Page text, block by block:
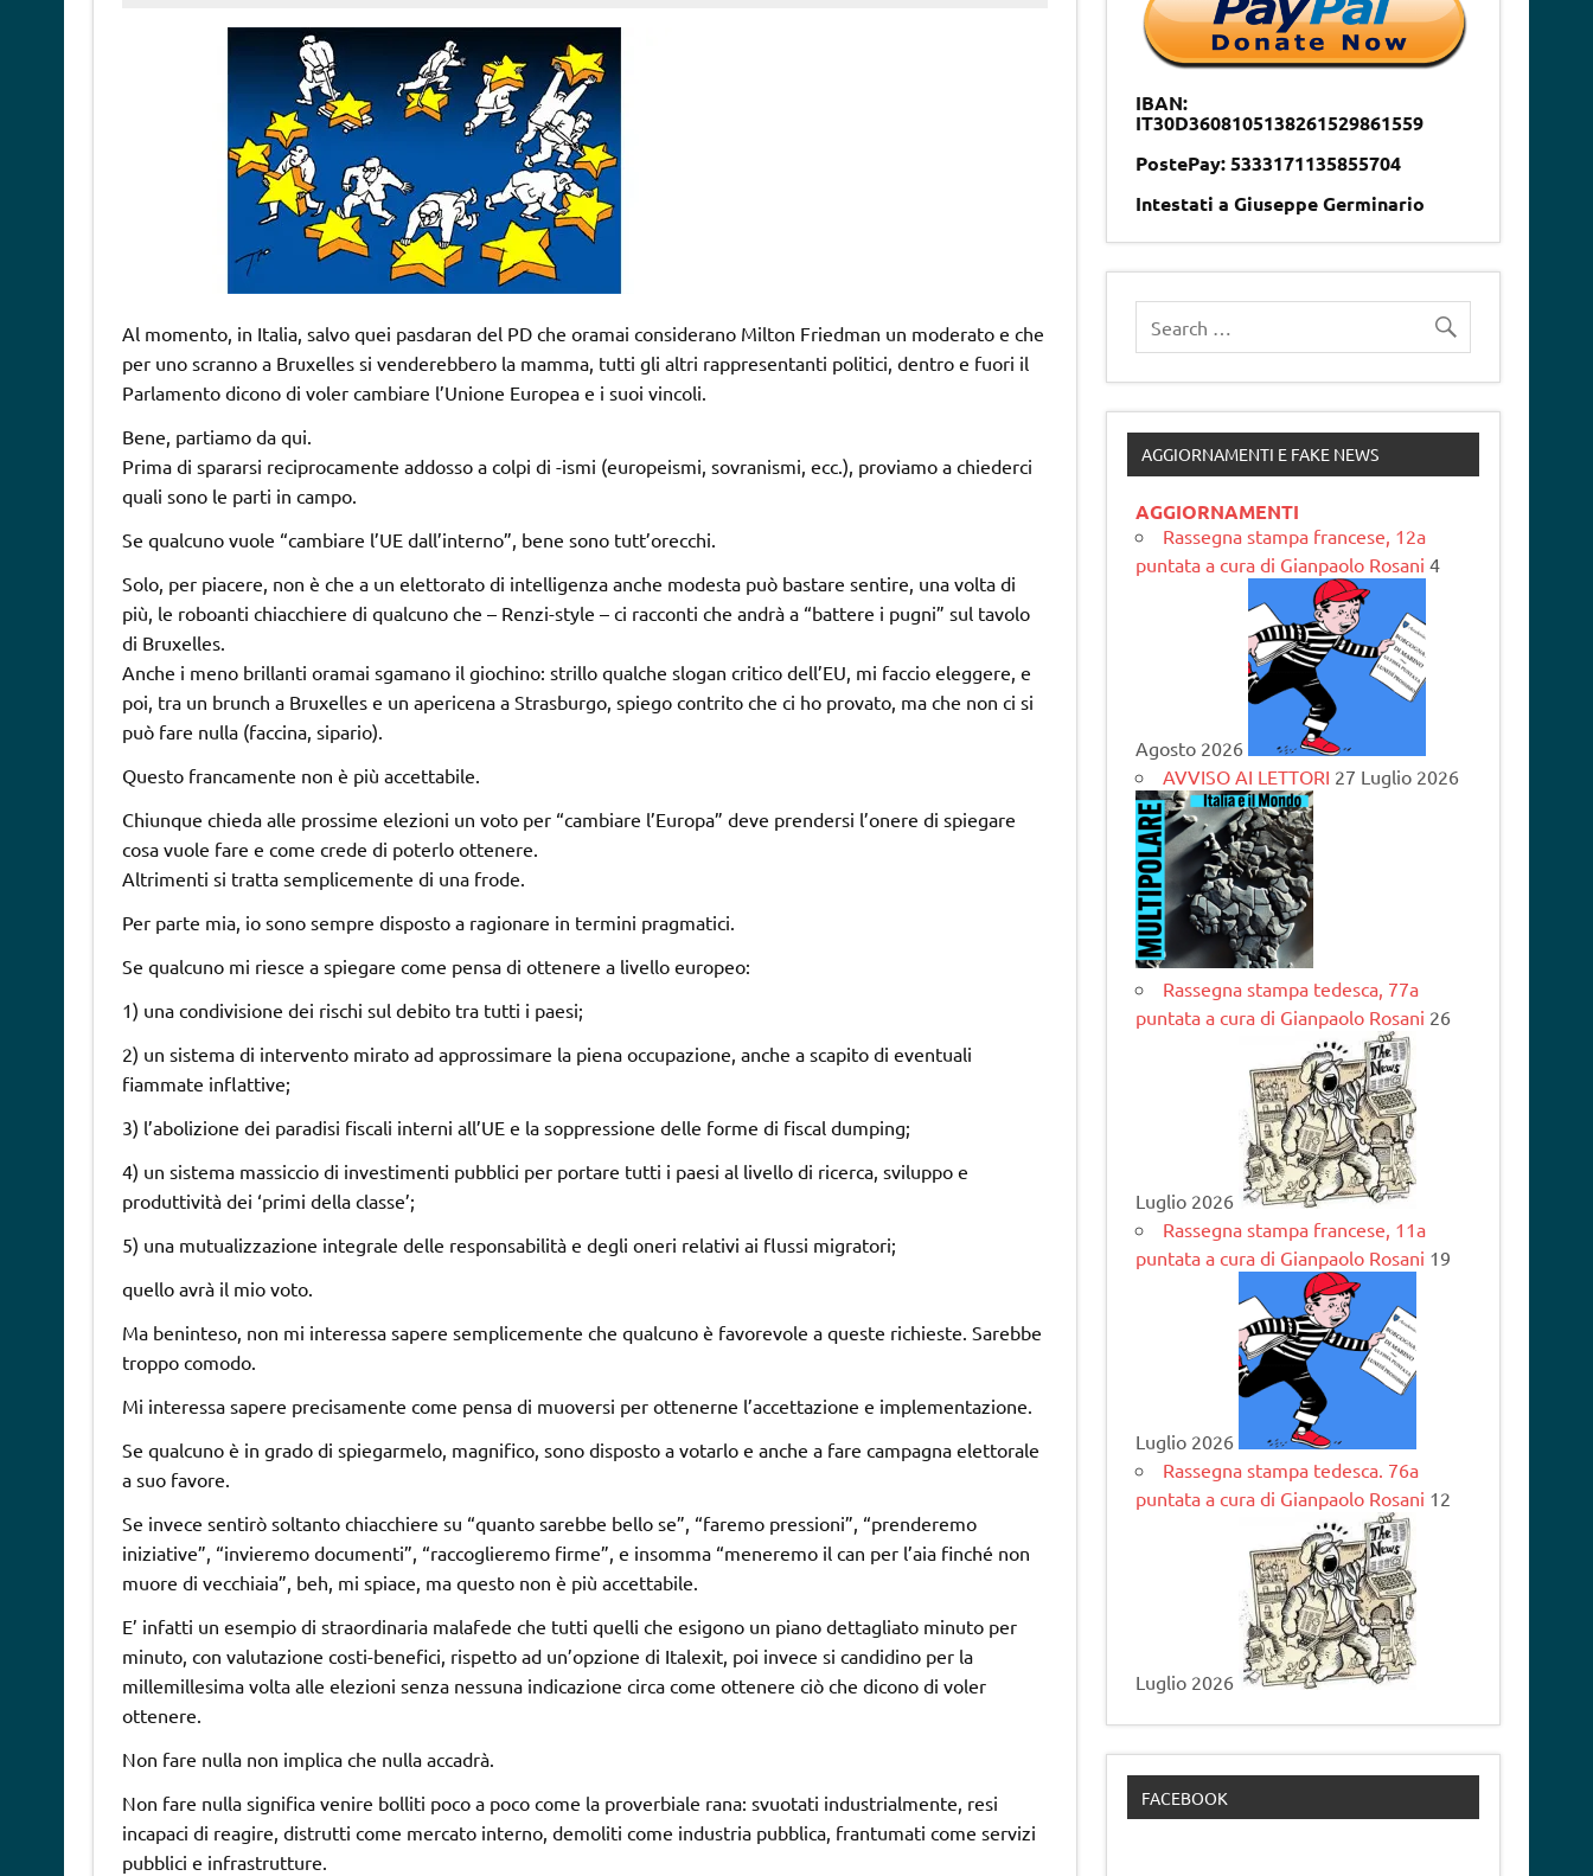
Al momento, in Italia, salvo quei pasdaran del PD che oramai considerano Milton Friedman un moderato e che
per uno scranno a Bruxelles si venderebbero la mamma, tutti gli altri rappresentanti politici, dentro e fuori il
Parlamento dicono di voler cambiare l’Unione Europea e i suoi vincoli.
Bene, partiamo da qui.
Prima di spararsi reciprocamente addosso a colpi di -ismi (europeismi, sovranismi, ecc.), proviamo a chiederci
quali sono le parti in campo.
Se qualcuno vuole “cambiare l’UE dall’interno”, bene sono tutt’orecchi.
Solo, per piacere, non è che a un elettorato di intelligenza anche modesta può bastare sentire, una volta di
più, le roboanti chiacchiere di qualcuno che – Renzi-style – ci racconti che andrà a “battere i pugni” sul tavolo
di Bruxelles.
Anche i meno brillanti oramai sgamano il giochino: strillo qualche slogan critico dell’EU, mi faccio eleggere, e
poi, tra un brunch a Bruxelles e un apericena a Strasburgo, spiego contrito che ci ho provato, ma che non ci si
può fare nulla (faccina, sipario).
Questo francamente non è più accettabile.
Chiunque chieda alle prossime elezioni un voto per “cambiare l’Europa” deve prendersi l’onere di spiegare
cosa vuole fare e come crede di poterlo ottenere.
Altrimenti si tratta semplicemente di una frode.
Per parte mia, io sono sempre disposto a ragionare in termini pragmatici.
Se qualcuno mi riesce a spiegare come pensa di ottenere a livello europeo:
1) una condivisione dei rischi sul debito tra tutti i paesi;
2) un sistema di intervento mirato ad approssimare la piena occupazione, anche a scapito di eventuali
fiammate inflattive;
3) l’abolizione dei paradisi fiscali interni all’UE e la soppressione delle forme di fiscal dumping;
4) un sistema massiccio di investimenti pubblici per portare tutti i paesi al livello di ricerca, sviluppo e
produttività dei ‘primi della classe’;
5) una mutualizzazione integrale delle responsabilità e degli oneri relativi ai flussi migratori;
quello avrà il mio voto.
Ma beninteso, non mi interessa sapere semplicemente che qualcuno è favorevole a queste richieste. Sarebbe
troppo comodo.
Mi interessa sapere precisamente come pensa di muoversi per ottenerne l’accettazione e implementazione.
Se qualcuno è in grado di spiegarmelo, magnifico, sono disposto a votarlo e anche a fare campagna elettorale
a suo favore.
Se invece sentirò soltanto chiacchiere su “quanto sarebbe bello se”, “faremo pressioni”, “prenderemo
iniziative”, “invieremo documenti”, “raccoglieremo firme”, e insomma “meneremo il can per l’aia finché non
muore di vecchiaia”, beh, mi spiace, ma questo non è più accettabile.
E’ infatti un esempio di straordinaria malafede che tutti quelli che esigono un piano dettagliato minuto per
minuto, con valutazione costi-benefici, rispetto ad un’opzione di Italexit, poi invece si candidino per la
millemillesima volta alle elezioni senza nessuna indicazione circa come ottenere ciò che dicono di voler
ottenere.
Non fare nulla non implica che nulla accadrà.
Non fare nulla significa venire bolliti poco a poco come la proverbiale rana: svuotati industrialmente, resi
incapaci di reagire, distrutti come mercato interno, demoliti come industria pubblica, frantumati come servizi
pubblici e infrastrutture.
IBAN:
IT30D3608105138261529861559
PostePay: 5333171135855704
Intestati a Giuseppe Germinario
AGGIORNAMENTI E FAKE NEWS
AGGIORNAMENTI
Rassegna stampa francese, 12a
puntata a cura di Gianpaolo Rosani 4
Agosto 2026
AVVISO AI LETTORI 27 Luglio 2026
Rassegna stampa tedesca, 77a
puntata a cura di Gianpaolo Rosani 26
Luglio 2026
Rassegna stampa francese, 11a
puntata a cura di Gianpaolo Rosani 19
Luglio 2026
Rassegna stampa tedesca. 76a
puntata a cura di Gianpaolo Rosani 12
Luglio 2026
FACEBOOK